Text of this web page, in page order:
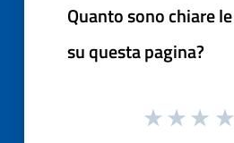
Quanto sono chiare
su questa pagina?